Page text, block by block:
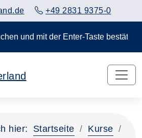
+49 2831 9375-0
und mit der Enter-Taste
hier: Startseite
Kurse